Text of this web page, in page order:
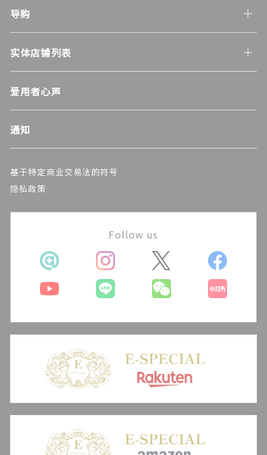
导购
实体店铺列表
爱用者心声
通知
Follow us
基于特定商业交易法的符号
隐私政策